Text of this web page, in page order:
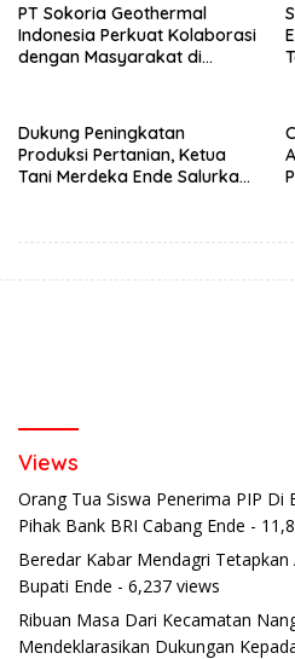
PT Sokoria Geothermal
Indonesia Perkuat Kolaborasi
dengan Masyarakat di
Dukung Peningkatan
Produksi Pertanian, Ketua
Tani Merdeka Ende Salurkan
Views
Orang Tua Siswa Penerima PIP Di
Pihak Bank BRI Cabang Ende -
Beredar Kabar Mendagri Tetapkan
Bupati Ende - 6,237 views
Ribuan Masa Dari Kecamatan
Mendeklarasikan Dukungan